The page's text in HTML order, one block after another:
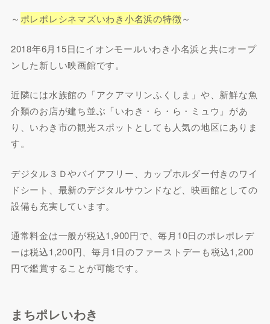
～ポレポレシネマズいわき小名浜の特徴～
2018年6月15日にイオンモールいわき小名浜と共にオープ
ンした新しい映画館です。
近隣には水族館の「アクアマリンふくしま」や、新鮮な魚
介類のお店が建ち並ぶ「いわき・ら・ら・ミュウ」があ
り、いわき市の観光スポットとしても人気の地区にありま
す。
デジタル３Ｄやバイアフリー、カップホルダー付きのワイ
ドシート、最新のデジタルサウンドなど、映画館としての
設備も充実しています。
通常料金は一般が税込1,900円で、毎月10日のポレポレデ
ーは税込1,200円、毎月1日のファーストデーも税込1,200
円で鑑賞することが可能です。
まちポレいわき